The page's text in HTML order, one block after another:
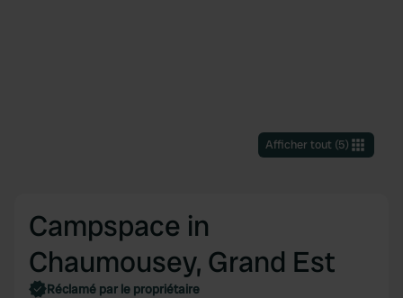
Afficher tout(5)
Campspace in
Chaumousey, Grand Est
Réclamé par le propriétaire